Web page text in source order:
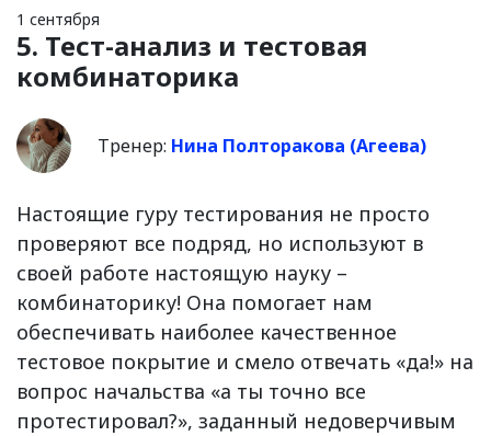
1 сентября
5. Тест-анализ и тестовая
комбинаторика
Тренер: Нина Полторакова (Агеева)
Настоящие гуру тестирования не просто
проверяют все подряд, но используют в
своей работе настоящую науку –
комбинаторику! Она помогает нам
обеспечивать наиболее качественное
тестовое покрытие и смело отвечать «да!» на
вопрос начальства «а ты точно все
протестировал?», заданный недоверчивым